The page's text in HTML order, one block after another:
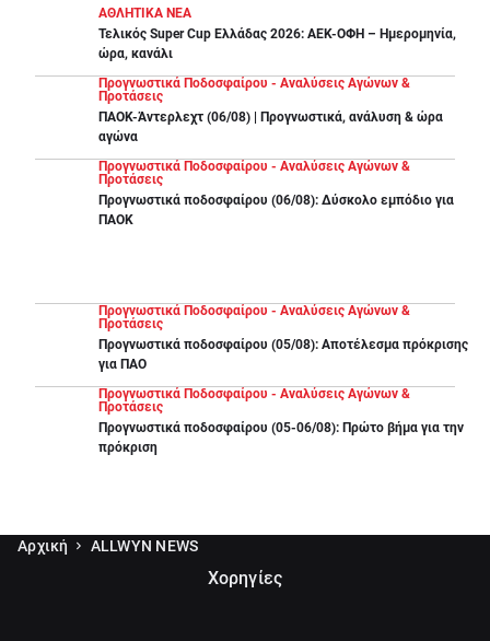
ΑΘΛΗΤΙΚΑ ΝΕΑ
Τελικός Super Cup Ελλάδας 2026: ΑΕΚ-ΟΦΗ – Ημερομηνία,
ώρα, κανάλι
Προγνωστικά Ποδοσφαίρου - Αναλύσεις Αγώνων &
Προτάσεις
ΠΑΟΚ-Άντερλεχτ (06/08) | Προγνωστικά, ανάλυση & ώρα
αγώνα
Προγνωστικά Ποδοσφαίρου - Αναλύσεις Αγώνων &
Προτάσεις
Προγνωστικά ποδοσφαίρου (06/08): Δύσκολο εμπόδιο για
ΠΑΟΚ
Προγνωστικά Ποδοσφαίρου - Αναλύσεις Αγώνων &
Προτάσεις
Προγνωστικά ποδοσφαίρου (05/08): Αποτέλεσμα πρόκρισης
για ΠΑΟ
Προγνωστικά Ποδοσφαίρου - Αναλύσεις Αγώνων &
Προτάσεις
Προγνωστικά ποδοσφαίρου (05-06/08): Πρώτο βήμα για την
πρόκριση
Αρχική ALLWYN NEWS
Χορηγίες